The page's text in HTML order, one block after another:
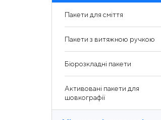
Пакети для сміття
Пакети з витяжною ручкою
Біорозкладні пакети
Активовані пакети для
шовкографії